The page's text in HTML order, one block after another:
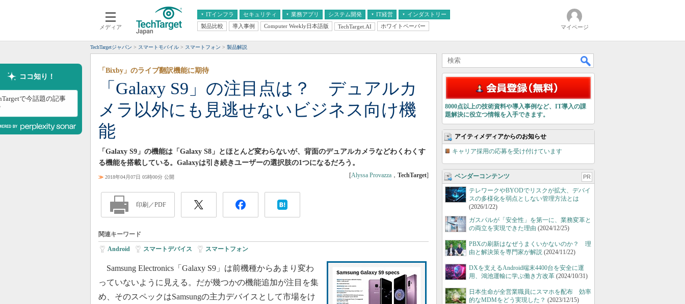
メディア
ITインフラ
クラウド
スマートモバイル
ネットワーク
システム運用管理
セキュリティ 業務アプリ
エンタープライズAI
ERP
CX
情報系システム
システム開発 IT経営
経営とIT
インダストリー
医療IT
製品比較 導入事例 Computer Weekly日本語版 TechTarget.AI ホワイトペーパー マイページ
TechTargetジャパン スマートモバイル スマートフォン 製品解説
ココ知り！
で今話題の記事
「Galaxy S9」の注目点は？ デュアルカ
メラ以外にも見逃せないビジネス向け機
能
「Bixby」のライブ翻訳機能に期待
「Galaxy S9」の機能は「Galaxy S8」とほとんど変わらないが、背面のデュアルカメラなどわくわくす
る機能を搭載している。Galaxyは引き続きユーザーの選択肢の1つになるだろう。
≫ 2018年04月07日 05時00分 公開 [Alyssa Provazza ， TechTarget]
印刷／PDF
関連キーワード
Android スマートデバイス スマートフォン
Samsung Electronics「Galaxy S9」は前機種からあまり変わ
っていないように見える。だが幾つかの機能追加が注目を集
め、そのスペックはSamsungの主力デバイスとして市場をけ
8000点以上の技術資料や導入事例など、IT導入の課
題解決に役立つ情報を入手できます。
アイティメディアからのお知らせ
キャリア採用の応募を受け付けています
ベンダーコンテンツ PR
テレワークやBYODでリスクが拡大、デバイ
スの多様化を弱点としない管理方法とは
(2026/1/22)
ガスパルが「安全性」を第一に、業務変革と
の両立を実現できた理由 (2024/12/25)
PBXの刷新はなぜうまくいかないのか？ 理
由と解決策を専門家が解説 (2024/11/22)
DXを支えるAndroid端末4400台を安全に運
用、鴻池運輸に学ぶ働き方改革 (2024/10/31)
日本生命が全営業職員にスマホを配布 効率
的なMDMをどう実現した？ (2023/12/15)